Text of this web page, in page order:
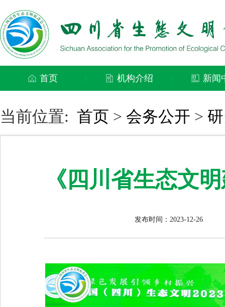
首页 机构介绍 新闻
当前位置: 首页 > 会务公开 >
《四川省生态文
发布时间：2023-12-26